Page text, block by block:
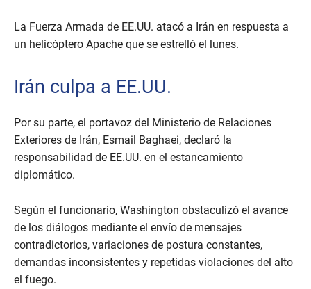
La Fuerza Armada de EE.UU. atacó a Irán en respuesta a
un helicóptero Apache que se estrelló el lunes.
Irán culpa a EE.UU.
Por su parte, el portavoz del Ministerio de Relaciones
Exteriores de Irán, Esmail Baghaei, declaró la
responsabilidad de EE.UU. en el estancamiento
diplomático.
Según el funcionario, Washington obstaculizó el avance
de los diálogos mediante el envío de mensajes
contradictorios, variaciones de postura constantes,
demandas inconsistentes y repetidas violaciones del alto
el fuego.